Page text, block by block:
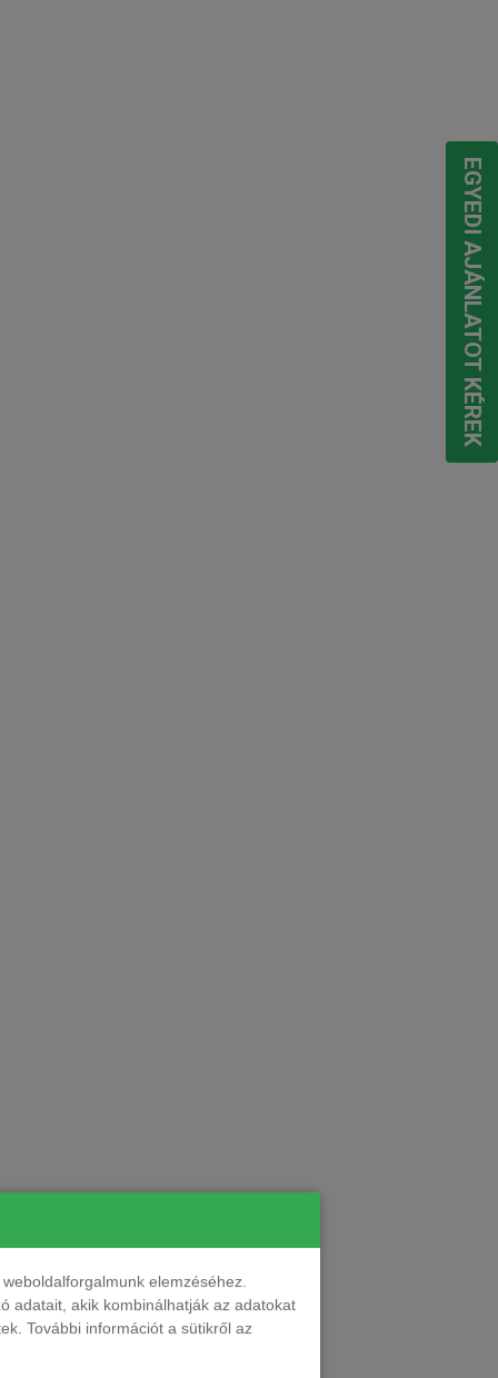
elemzéséhez.
adatait, akik kombinálhatják az adatokat
További információt a sütikről az
EGYEDI AJÁNLATOT KÉREK